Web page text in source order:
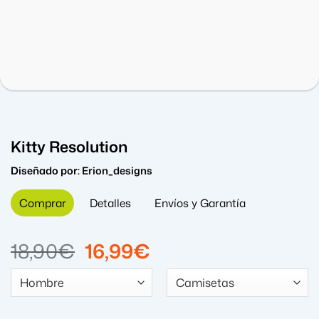
Kitty Resolution
Diseñado por:Erion_designs
Comprar Detalles Envíos y Garantía
18,90€ El
precio
original
16,99€
precio
actual